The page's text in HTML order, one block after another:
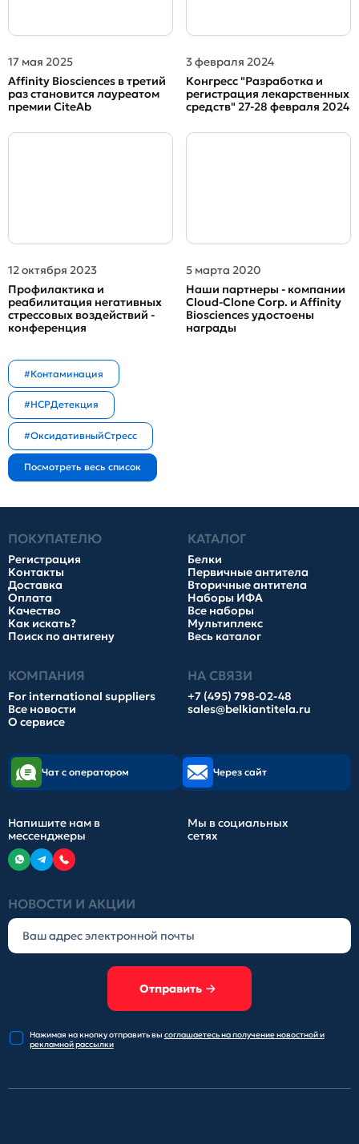
17 мая 2025
Affinity Biosciences в третий
раз становится лауреатом
премии CiteAb
3 февраля 2024
Конгресс "Разработка и
регистрация лекарственных
средств" 27-28 февраля 2024
12 октября 2023
Профилактика и
реабилитация негативных
стрессовых воздействий -
конференция
5 марта 2020
Наши партнеры - компании
Cloud-Clone Corp. и Affinity
Biosciences удостоены
награды
#Контаминация
#HCPДетекция
#ОксидативныйСтресс
ПОКУПАТЕЛЮ
Регистрация
Контакты
Доставка
Оплата
Качество
Как искать?
Поиск по антигену
КАТАЛОГ
Белки
Первичные антитела
Вторичные антитела
Наборы ИФА
Все наборы
Мультиплекс
Весь каталог
КОМПАНИЯ
For international suppliers
Все новости
О сервисе
НА СВЯЗИ
+7 (495) 798-02-48
sales@belkiantitela.ru
НОВОСТИ И АКЦИИ
Отправить
Нажимая на кнопку отправитьвы соглашаетесь на получениеновостной и
рекламной рассылки
Чат с оператором Через сайт
Напишите нам в
мессенджеры
Мы в социальных
сетях